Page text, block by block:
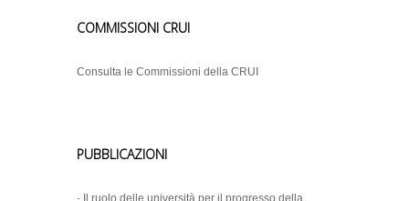
COMMISSIONI CRUI
Consulta le Commissioni della CRUI
PUBBLICAZIONI
-
Il ruolo delle università per il progresso della